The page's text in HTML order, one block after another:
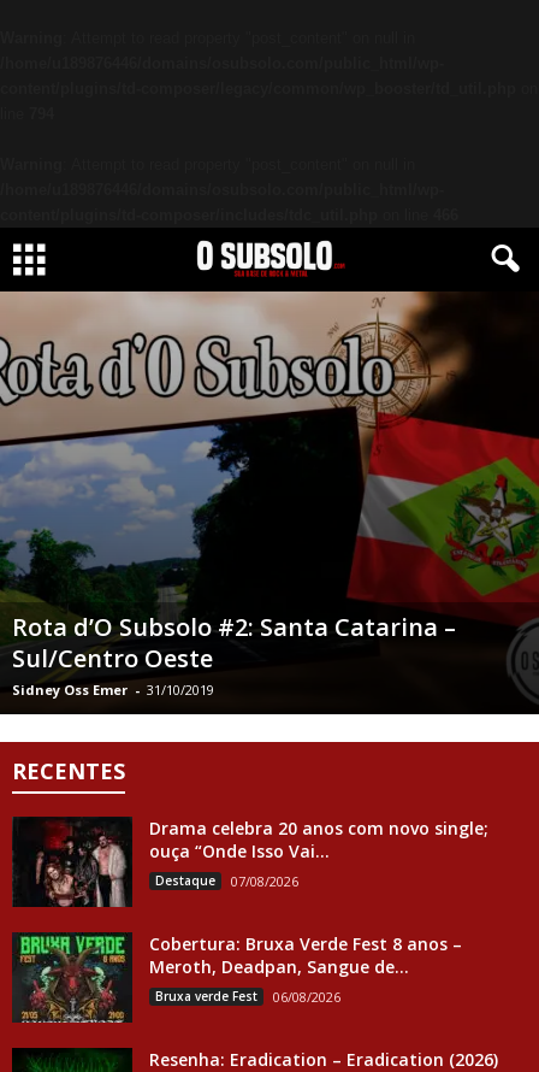
Rota d’O Subsolo #2: Santa Catarina –
Sul/Centro Oeste
Sidney Oss Emer - 31/10/2019
RECENTES
Drama celebra 20 anos com novo single;
ouça “Onde Isso Vai...
Destaque 07/08/2026
Cobertura: Bruxa Verde Fest 8 anos –
Meroth, Deadpan, Sangue de...
Bruxa verde Fest 06/08/2026
Resenha: Eradication – Eradication (2026)